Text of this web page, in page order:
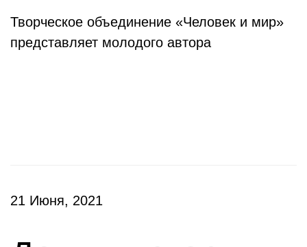
Творческое объединение «Человек и мир»
представляет молодого автора
21 Июня, 2021